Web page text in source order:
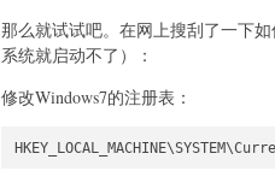
那么就试试吧。在网上搜刮了一下
系统就启动不了）：
修改Windows7的注册表：